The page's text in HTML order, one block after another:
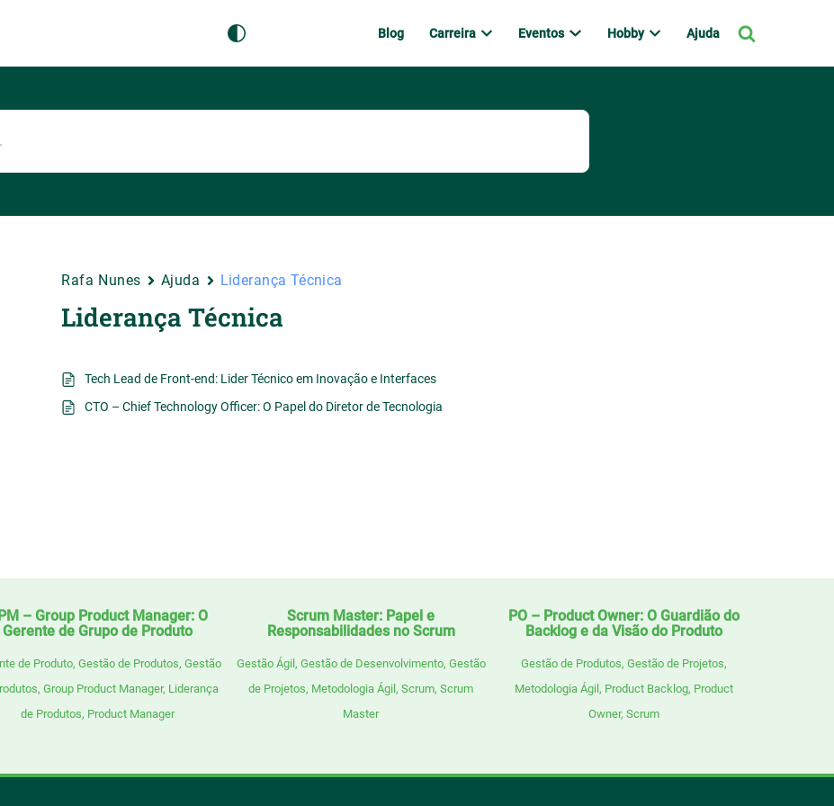
Blog Carreira Eventos Hobby Ajuda
Rafa Nunes Ajuda Liderança Técnica
Liderança Técnica
Tech Lead de Front-end: Lider Técnico em Inovação e Interfaces
CTO – Chief Technology Officer: O Papel do Diretor de Tecnologia
– Group Product Manager: O
Gerente de Grupo de Produto
de Produto, Gestão de Produtos, Gestão
,Group Product Manager, Liderança
de Produtos, Product Manager
Scrum Master: Papel e
Responsabilidades no Scrum
Gestão Ágil , Gestão de Desenvolvimento, Gestão
de Projetos, Metodologia Ágil,Scrum,Scrum
Master
PO – Product Owner: O Guardião do
Backlog e da Visão do Produto
Gestão de Produtos,Gestão de Projetos,
Metodologia Ágil, Product Backlog, Product
Owner,Scrum